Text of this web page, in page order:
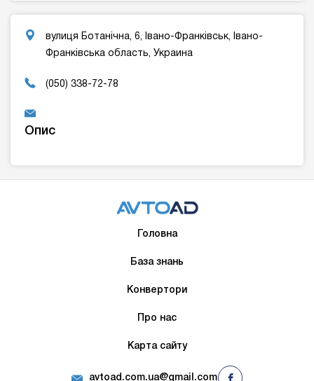
вулиця Ботанічна, 6, Івано-Франківськ, Івано-
Франківська область, Украина
(050) 338-72-78
Опис
Головна
База знань
Конвертори
Про нас
Карта сайту
avtoad.com.ua@gmail.com